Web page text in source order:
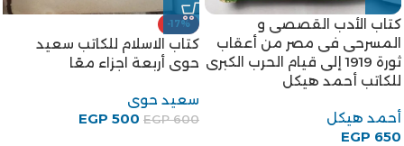
كتاب الأدب القصصى و
المسرحى فى مصر من أعقاب
ثورة 1919 إلى قيام الحرب الكبرى
للكاتب أحمد هيكل
أحمد هيكل
EGP 650
-17%
كتاب الاسلام للكاتب سعيد
حوى أربعة اجزاء معًا
سعيد حوى
EGP600
EGP 500